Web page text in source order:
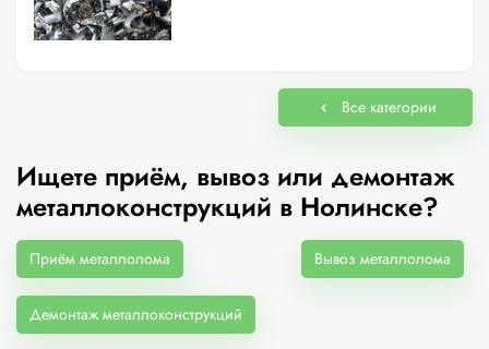
Все категории
Ищете приём, вывоз или демонтаж
металлоконструкций в Нолинске?
Приём металлолома Вывоз металлолома
Демонтаж металлоконструкций